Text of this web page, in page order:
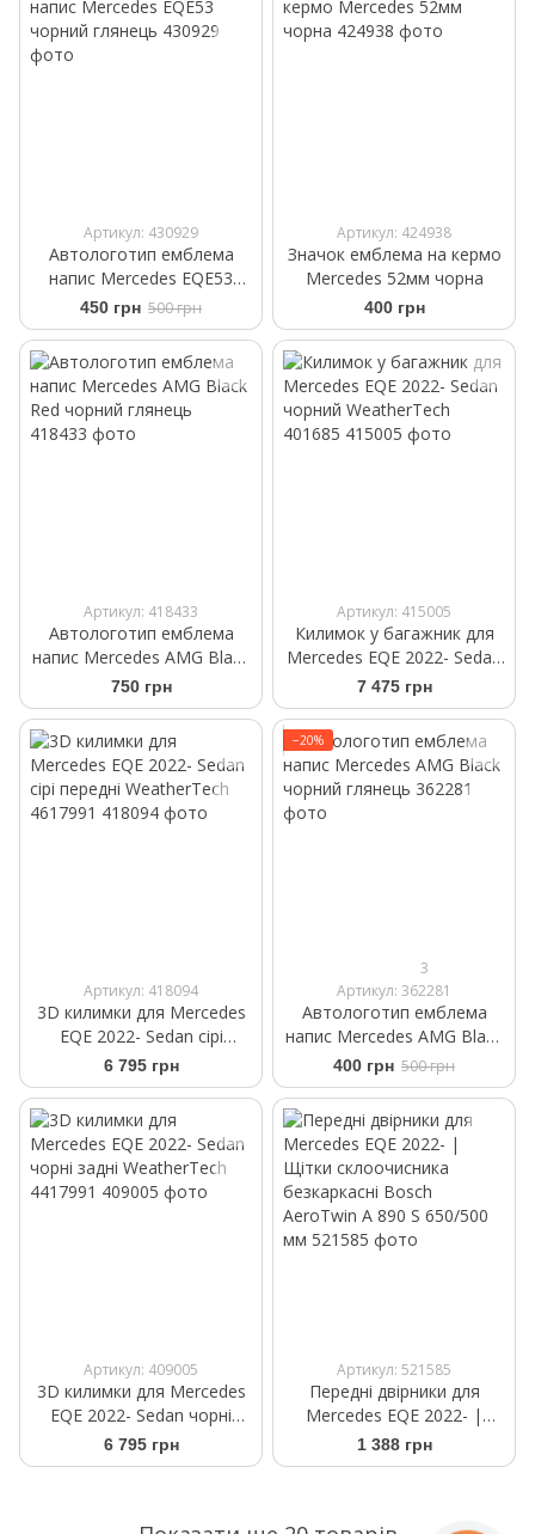
Артикул: 430929
Автологотип емблема
напис Mercedes EQE53
чорний глянець
450 грн 500 грн
Артикул: 424938
Значок емблема на кермо
Mercedes 52мм чорна
400 грн
Артикул: 418433
Автологотип емблема
напис Mercedes AMG Black
Red чорний глянець
750 грн
Артикул: 415005
Килимок у багажник для
Mercedes EQE 2022- Sedan
чорний WeatherTech
401685
7 475 грн
Артикул: 418094
3D килимки для Mercedes
EQE 2022- Sedan сірі
передні WeatherTech
4617991
6 795 грн
−20%
3
Артикул: 362281
Автологотип емблема
напис Mercedes AMG Black
чорний глянець
400 грн 500 грн
Артикул: 409005
3D килимки для Mercedes
EQE 2022- Sedan чорні
задні WeatherTech 4417991
6 795 грн
Артикул: 521585
Передні двірники для
Mercedes EQE 2022- |
Щітки склоочисника
безкаркасні Bosch
1 388 грн